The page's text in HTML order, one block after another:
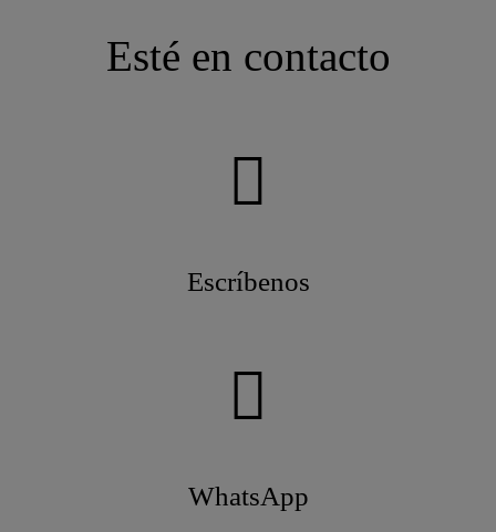
Esté en contacto
Escríbenos
WhatsApp